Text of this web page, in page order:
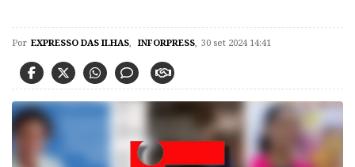
Por EXPRESSO DAS ILHAS, INFORPRESS, 30 set 2024 14:41